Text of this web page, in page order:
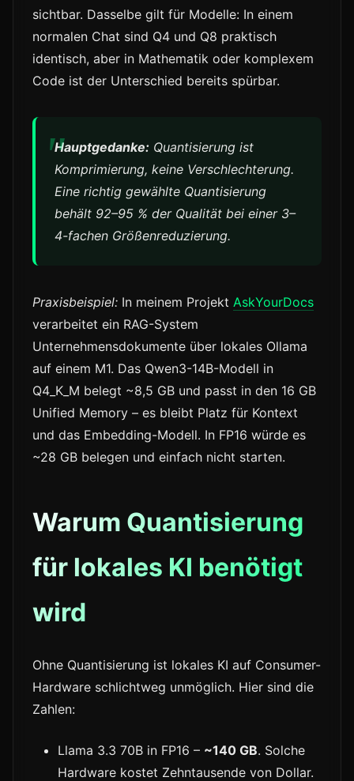
sichtbar. Dasselbe gilt für Modelle: In einem
normalen Chat sind Q4 und Q8 praktisch
identisch, aber in Mathematik oder komplexem
Code ist der Unterschied bereits spürbar.
Hauptgedanke: Quantisierung ist
Komprimierung, keine Verschlechterung.
Eine richtig gewählte Quantisierung
behält 92–95 % der Qualität bei einer 3–
4-fachen Größenreduzierung.
Praxisbeispiel: In meinem Projekt AskYourDocs
verarbeitet ein RAG-System
Unternehmensdokumente über lokales Ollama
auf einem M1. Das Qwen3-14B-Modell in
Q4_K_M belegt ~8,5 GB und passt in den 16 GB
Unified Memory – es bleibt Platz für Kontext
und das Embedding-Modell. In FP16 würde es
~28 GB belegen und einfach nicht starten.
Warum Quantisierung
für lokales KI benötigt
wird
Ohne Quantisierung ist lokales KI auf Consumer-
Hardware schlichtweg unmöglich. Hier sind die
Zahlen:
Llama 3.3 70B in FP16 – ~140 GB. Solche
Hardware kostet Zehntausende von Dollar.